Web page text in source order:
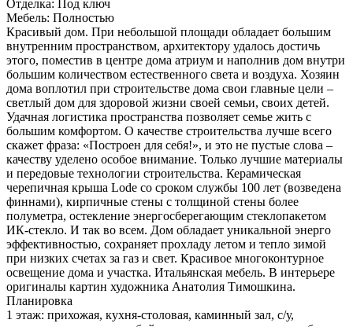
Отделка: Под ключ
Мебель: Полностью
Красивый дом. При небольшой площади обладает большим
внутренним пространством, архитектору удалось достичь
этого, поместив в центре дома атриум и наполнив дом внутри
большим количеством естественного света и воздуха. Хозяин
дома воплотил при строительстве дома свои главные цели –
светлый дом для здоровой жизни своей семьи, своих детей.
Удачная логистика пространства позволяет семье жить с
большим комфортом. О качестве строительства лучше всего
скажет фраза: «Построен для себя!», и это не пустые слова –
качеству уделено особое внимание. Только лучшие материалы
и передовые технологии строительства. Керамическая
черепичная крыша Lode со сроком службы 100 лет (возведена
финнами), кирпичные стены с толщиной стены более
полуметра, остекление энергосберегающим стеклопакетом
ИК-стекло. И так во всем. Дом обладает уникальной энерго
эффективностью, сохраняет прохладу летом и тепло зимой
при низких счетах за газ и свет. Красивое многоконтурное
освещение дома и участка. Итальянская мебель. В интерьере
оригиналы картин художника Анатолия Тимошкина.
Планировка
1 этаж: прихожая, кухня-столовая, каминный зал, с/у,